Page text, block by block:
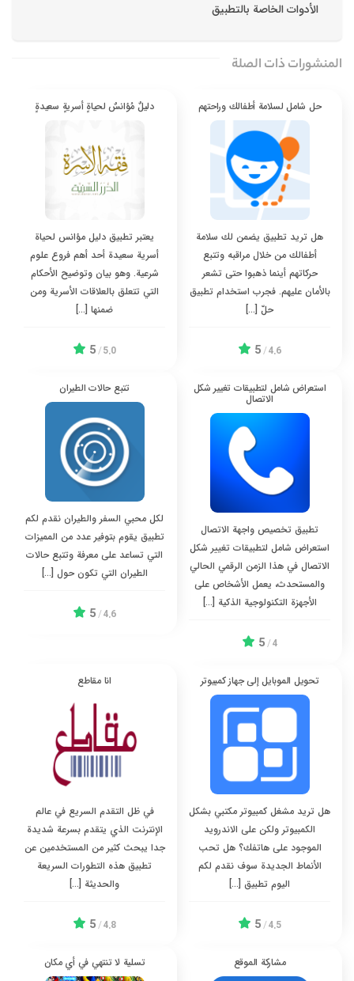
الأدوات الخاصة بالتطبيق
المنشورات ذات الصلة
حل شامل لسلامة أطفالك وراحتهم
هل تريد تطبيق يضمن لك سلامة
أطفالك من خلال مراقبه وتتبع
حركاتهم أينما ذهبوا حتى تشعر
بالأمان عليهم. فجرب استخدام تطبيق
حلّ […]
4.6
/
5
دليلٌ مُؤانسٌ لحياةٍ أسريةٍ سعيدةٍ
يعتبر تطبيق دليل مؤانس لحياة
أسرية سعيدة أحد أهم فروع علوم
شرعية. وهو بيان وتوضيح الأحكام
التي تتعلق بالعلاقات الأسرية ومن
ضمنها […]
5.0
/
5
استعراض شامل لتطبيقات تغيير شكل
الاتصال
تطبيق تخصيص واجهة الاتصال
استعراض شامل لتطبيقات تغيير شكل
الاتصال في هذا الزمن الرقمي الحالي
والمستحدث، يعمل الأشخاص على
الأجهزة التكنولوجية الذكية […]
4
/
5
تتبع حالات الطيران
لكل محبي السفر والطيران نقدم لكم
تطبيق يقوم بتوفير عدد من المميزات
التي تساعد على معرفة وتتبع حالات
الطيران التي تكون حول […]
4.6
/
5
تحويل الموبايل إلى جهاز كمبيوتر
هل تريد مشغل كمبيوتر مكتبي بشكل
الكمبيوتر ولكن على الاندرويد
الموجود على هاتفك؟ هل تحب
الأنماط الجديدة سوف نقدم لكم
اليوم تطبيق […]
4.5
/
5
انا مقاطع
في ظل التقدم السريع في عالم
الإنترنت الذي يتقدم بسرعة شديدة
جدا يبحث كثير من المستخدمين عن
تطبيق هذه التطورات السريعة
والحديثة […]
4.8
/
5
مشاركة الموقع تسلية لا تنتهي في أي مكان